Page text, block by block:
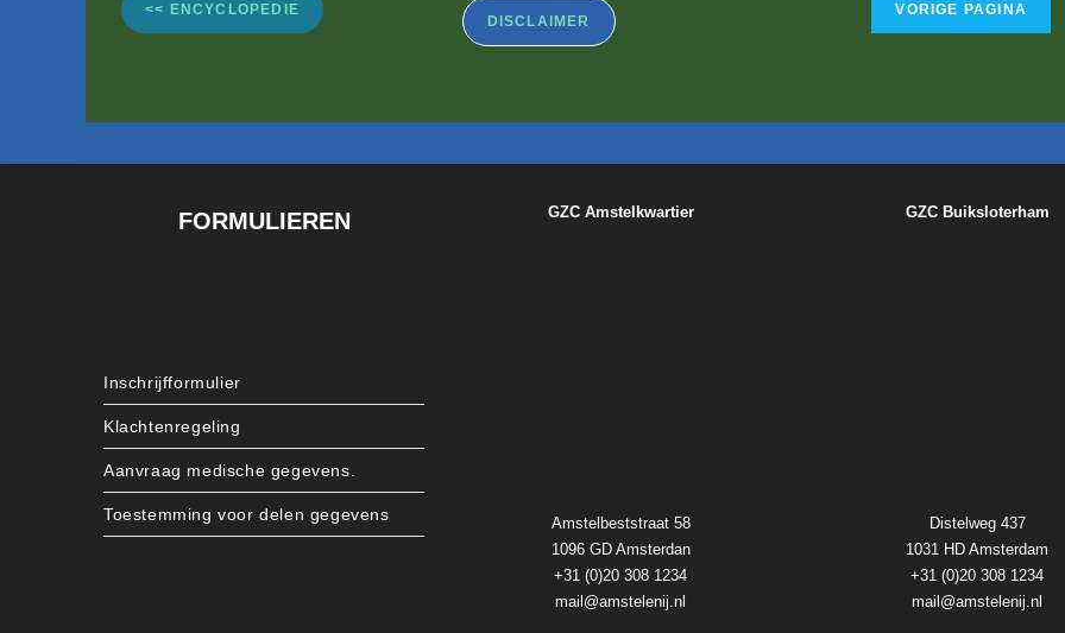
<< ENCYCLOPEDIE
DISCLAIMER
FORMULIEREN
Inschrijfformulier
Klachtenregeling
Aanvraag medische gegevens.
Toestemming voor delen gegevens
GZC Amstelkwartier
Amstelbeststraat 58
1096 GD Amsterdan
+31 (0)20 308 1234
mail@amstelenij.nl
GZC Buiksloterham
Distelweg 437
1031 HD Amsterdam
+31 (0)20 308 1234
mail@amstelenij.nl